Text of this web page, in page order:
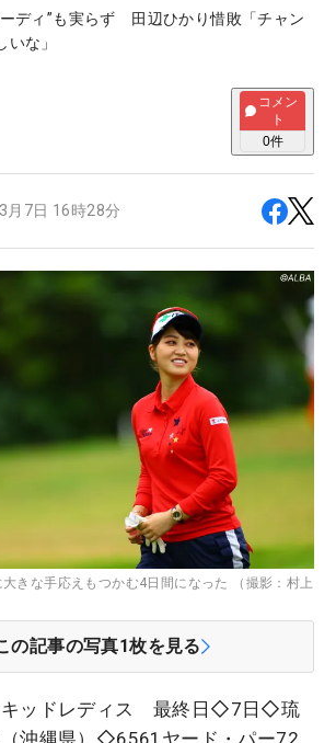
ディ”も実らず 田辺ひかり惜敗「チャン
な」
コメン
ト
0件
月7日 16時28分
きな手応えもつかむ4日間になった （撮影：村上
の記事の写真1枚を見る
キッドレディス 最終日◇7日◇琉
沖縄県）◇6561ヤード・パー72